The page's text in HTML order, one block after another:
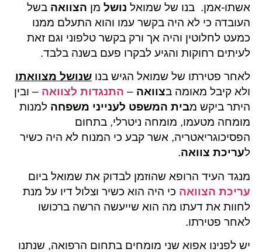
אשתו-אמן. בנו של שמואל נושל מן הצוואה בשל
העובדה כי לא היה בקשר עמו והוא התעלם ממנו
כמעט לחלוטין והיה אך ורק בקשר טלפוני וגם זאת
לעיתים רחוקות והגיע לבקרו פעם בשנה בלבד.
לאחר פטירתו של שמואל הגיש בנו שנושל מצוואתו
ולא קיבל מאומה בצוואה – התנגדות לצוואה – ובין
היתר ביקש מבית המשפט לענייני משפחה למנות
מומחה מטעמו, מומחה ניטרלי, בתחום
הפסיכוגריאטריה, אשר קבע כי המנוח לא היה כשיר
לעריכת צוואה.
מנגד העיד הרופא שהוזמן לבדוק את שמואל ביום
עריכת הצוואה כי היה הוא כשיר וצלול דיו על מנת
לחוות את דעתו מה הוא שייעשה הרשה ברכושו
לאחר פטירתו.
יש לפנינו אפוא שני מומחים בתחום הרפואה, שנתנו